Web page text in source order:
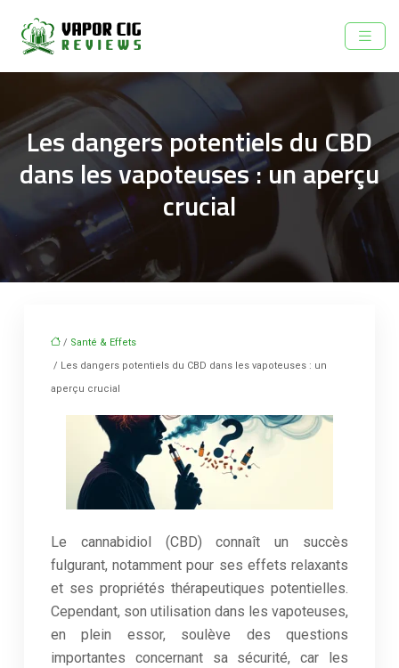
Les dangers potentiels du CBD
dans les vapoteuses : un aperçu
crucial
/ Santé & Effets
/ Les dangers potentiels du CBD dans les vapoteuses : un
aperçu crucial
Le cannabidiol (CBD) connaît un succès
fulgurant, notamment pour ses effets relaxants
et ses propriétés thérapeutiques potentielles.
Cependant, son utilisation dans les vapoteuses,
en plein essor, soulève des questions
importantes concernant sa sécurité, car les